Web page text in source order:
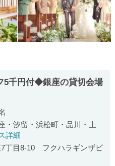
5千円付◆銀座の貸切会場
評価
・汐留・浜松町・品川・上
詳細
7丁目8-10 フクハラギンザビ